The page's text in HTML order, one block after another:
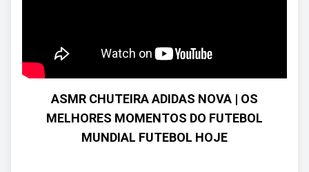
ASMR CHUTEIRA ADIDAS NOVA | OS
MELHORES MOMENTOS DO FUTEBOL
MUNDIAL FUTEBOL HOJE